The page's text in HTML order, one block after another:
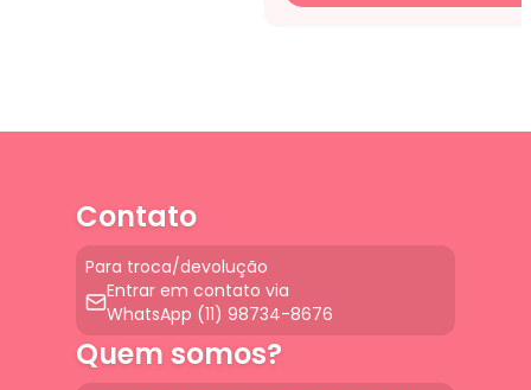
Contato
Para troca/devolução
Entrar em contato via
WhatsApp (11) 98734-8676
Quem somos?